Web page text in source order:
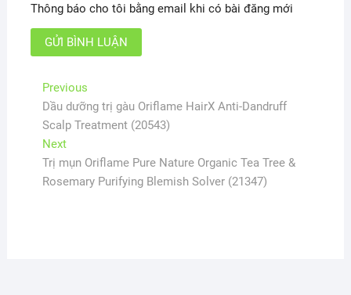
Thông báo cho tôi bằng email khi có bài đăng mới
Điều
hướng
bài
viết
PreviousPrevious
post:
Dầu dưỡng trị gàu Oriflame HairX Anti-Dandruff
Scalp Treatment (20543)
NextNext
post:
Trị mụn Oriflame Pure Nature Organic Tea Tree &
Rosemary Purifying Blemish Solver (21347)